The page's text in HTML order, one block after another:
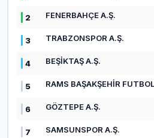
2 FENERBAHÇE A.Ş.
3 TRABZONSPOR A.Ş.
4 BEŞİKTAŞ A.Ş.
5 RAMS BAŞAKŞEHİR
6 GÖZTEPE A.Ş.
7 SAMSUNSPOR A.Ş.